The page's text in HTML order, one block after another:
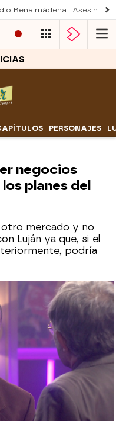
Benalmádena Asesinato
PERSONAJES
negocios
planes del
otro mercado y no
Luján ya que, si el
podría
son las dos
fans de ‘Amar es